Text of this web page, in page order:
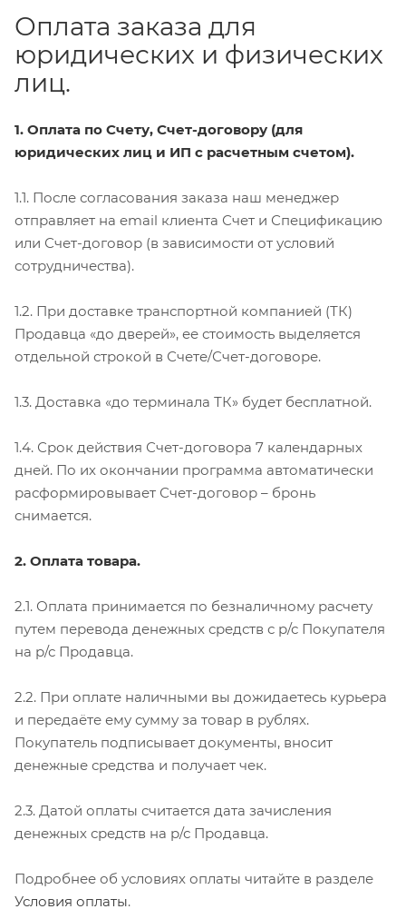
Оплата заказа для
юридических и физических
лиц.
1. Оплата по Счету, Счет-договору (для
юридических лиц и ИП с расчетным счетом).
1.1. После согласования заказа наш менеджер
отправляет на email клиента Счет и Спецификацию
или Счет-договор (в зависимости от условий
сотрудничества).
1.2. При доставке транспортной компанией (ТК)
Продавца «до дверей», ее стоимость выделяется
отдельной строкой в Счете/Счет-договоре.
1.3. Доставка «до терминала ТК» будет бесплатной.
1.4. Срок действия Счет-договора 7 календарных
дней. По их окончании программа автоматически
расформировывает Счет-договор – бронь
снимается.
2. Оплата товара.
2.1. Оплата принимается по безналичному расчету
путем перевода денежных средств с р/с Покупателя
на р/с Продавца.
2.2. При оплате наличными вы дожидаетесь курьера
и передаёте ему сумму за товар в рублях.
Покупатель подписывает документы, вносит
денежные средства и получает чек.
2.3. Датой оплаты считается дата зачисления
денежных средств на р/с Продавца.
Подробнее об условиях оплаты читайте в разделе
Условия оплаты.